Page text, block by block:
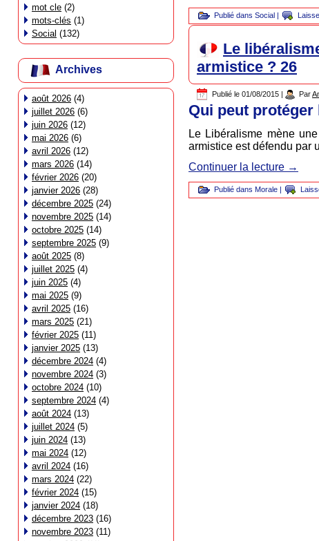
mot cle (2)
mots-clés (1)
Social (132)
Archives
août 2026 (4)
juillet 2026 (6)
juin 2026 (12)
mai 2026 (6)
avril 2026 (12)
mars 2026 (14)
février 2026 (20)
janvier 2026 (28)
décembre 2025 (24)
novembre 2025 (14)
octobre 2025 (14)
septembre 2025 (9)
août 2025 (8)
juillet 2025 (4)
juin 2025 (4)
mai 2025 (9)
avril 2025 (16)
mars 2025 (21)
février 2025 (11)
janvier 2025 (13)
décembre 2024 (4)
novembre 2024 (3)
octobre 2024 (10)
septembre 2024 (4)
août 2024 (13)
juillet 2024 (5)
juin 2024 (13)
mai 2024 (12)
avril 2024 (16)
mars 2024 (22)
février 2024 (15)
janvier 2024 (18)
décembre 2023 (16)
novembre 2023 (11)
Publié dans Social |
Le
armistice ? 26
Publié le 01/08/2015 | Par
Qui peut
Le Libéralisme mène
armistice est défendu par
Continuer la lecture →
Publié dans Morale |